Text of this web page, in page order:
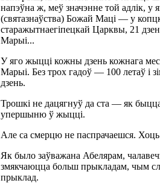
напэўна ж, меў значэнне той адлік, у
(святазнаўства) Божай Маці — у
старажытнаегіпецкай Царквы, 21
Марыі...
У яго жыцці кожны дзень кожнага
Марыі. Без трох гадоў — 100 летаў і
дзень.
Трошкі не дацягнуў да ста — як
упершыню ў жыцці.
Але са смерцю не паспрачаешся. Хоць
Як было заўважана Абелярам,
змякчаюцца больш прыкладам, чым
прыклад.